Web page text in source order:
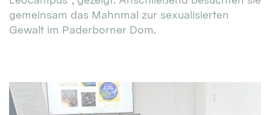
gemeinsam das Mahnmal zur sexualisierten
Gewalt im Paderborner Dom.